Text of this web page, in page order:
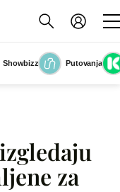
Showbizz
Putovanja
Slika nije dostupna
za